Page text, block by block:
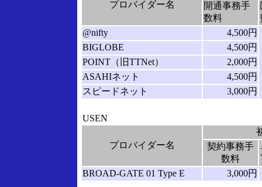
プロバイダー名
開通事務手
数料
@nifty
4,500円
BIGLOBE
4,500円
POINT（旧TTNet）
2,000円
ASAHIネット
4,500円
スピードネット
3,000円
USEN
プロバイダー名
契約事務手
数料
BROAD-GATE 01 Type E 3,000円